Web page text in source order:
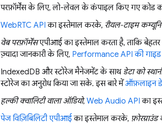
परफ़ॉर्मेंस के लिए, लो-लेवल के कंपाइल किए गए कोड
WebRTC API का इस्तेमाल करके, रीयल-टाइम
वेब परफ़ॉर्मेंसएपीआई का इस्तेमाल करता है, ताकि
ज़्यादा जानकारी के लिए, Performance API की गाइड
IndexedDB और स्टोरेज मैनेजमेंट के साथ डेटा को
स्टोरेज का अनुरोध किया जा सके. इस बारे मेंऑफ़लाइन
हल्की क्वालिटी वाला ऑडियो, Web Audio API का
पेज विज़िबिलिटी एपीआईका इस्तेमाल करके,